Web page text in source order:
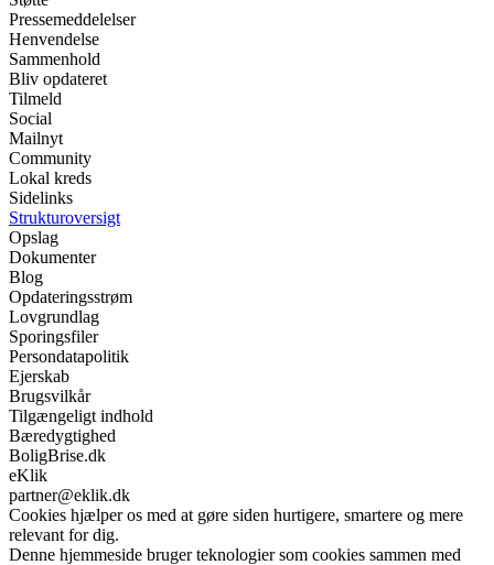
Pressemeddelelser
Henvendelse
Sammenhold
Bliv opdateret
Tilmeld
Social
Mailnyt
Community
Lokal kreds
Sidelinks
Strukturoversigt
Opslag
Dokumenter
Blog
Opdateringsstrøm
Lovgrundlag
Sporingsfiler
Persondatapolitik
Ejerskab
Brugsvilkår
Tilgængeligt indhold
Bæredygtighed
BoligBrise.dk
eKlik
partner@eklik.dk
Cookies hjælper os med at gøre siden hurtigere, smartere og mere
relevant for dig.
Denne hjemmeside bruger teknologier som cookies sammen med